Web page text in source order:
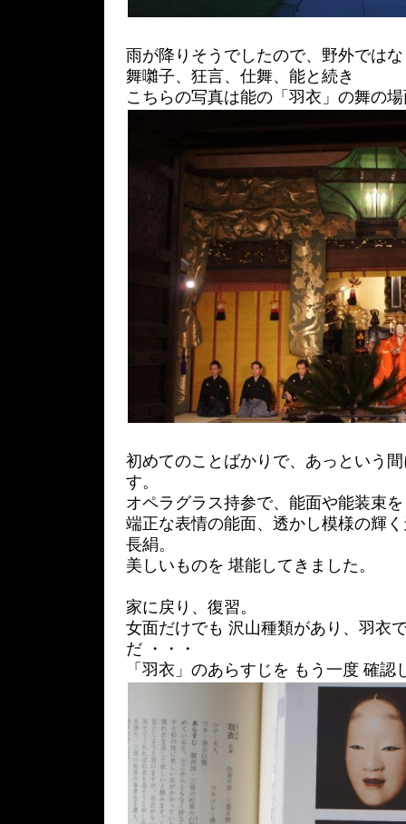
雨が降りそうでしたので、野外では
舞囃子、狂言、仕舞、能と続き
こちらの写真は能の「羽衣」の舞の
初めてのことばかりで、あっという
す。
オペラグラス持参で、能面や能装束
端正な表情の能面、透かし模様の輝
長絹。
美しいものを 堪能してきました。
家に戻り、復習。
女面だけでも 沢山種類があり、羽衣
だ ・・・
「羽衣」のあらすじを もう一度 確認